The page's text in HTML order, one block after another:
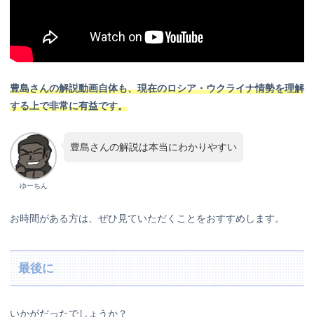
豊島さんの解説動画自体も、現在のロシア・ウクライナ情勢を理解
する上で非常に有益です。
ゆーちん
豊島さんの解説は本当にわかりやすい
お時間がある方は、ぜひ見ていただくことをおすすめします。
最後に
いかがだったでしょうか？